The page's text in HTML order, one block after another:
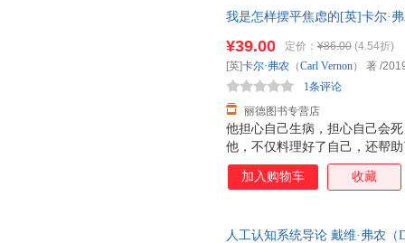
我是怎样摆平焦虑的[英]卡尔·
他担心自己生病，担心自己会
他，不仅料理好了自己，还帮
书中，作者将分享市面上的各
出了问题，以及他是如何一步
¥39.00 定价： ¥86.00 (4.54折)
丽德图书专营店
1条评论
[英]卡尔·弗农 （Carl Vernon） 著 /
加入购物车 收藏
人工认知系统导论 戴维·弗农（